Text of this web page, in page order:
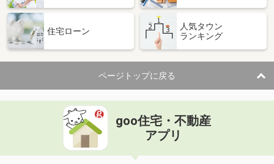
福岡県久留米市荒木町荒木
住 所
福岡県久留米市荒木町荒木
専有面積 33.39m²
間取り
1LDK
福岡県大牟田市大字手鎌
価 格
住 所
福岡県大牟田市大字手鎌
専有面積 50.05m²
住宅ローン
人気タウン
ランキング
ページトップに戻る
goo住宅・不動産
アプリ